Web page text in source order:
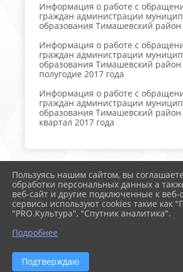
Информация о работе с
граждан администрации
образования Тимашевский район
Информация о работе с
граждан администрации
образования Тимашевский район
полугодие 2017 года
Информация о работе с
граждан администрации
образования Тимашевский район
квартал 2017 года
2026 г. тимрегион.рф
Вход
Карта сайта
Политика обработки персональных
Сделано на KubCMS
Пользуясь нашим сайтом, вы
обработки персональных данных а
веб-сайт и другие подключенные к веб-
сервисы используют cookies такие как
"PRO.Культура", "Спутник аналитика".
Подробнее
Подтверждаю